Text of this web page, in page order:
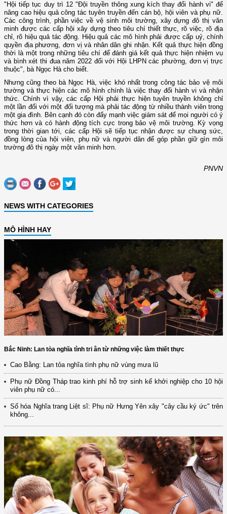
"Hội tiếp tục duy trì 12 "Đội truyền thông xung kích thay đổi hành vi" để
nâng cao hiệu quả công tác tuyên truyền đến cán bộ, hội viên và phụ nữ.
Các công trình, phần việc về vệ sinh môi trường, xây dựng đô thị văn
minh được các cấp hội xây dựng theo tiêu chí thiết thực, rõ việc, rõ địa
chỉ, rõ hiệu quả tác động. Hiệu quả các mô hình phải được cấp uỷ, chính
quyền địa phương, đơn vị và nhân dân ghi nhận. Kết quả thực hiện đồng
thời là một trong những tiêu chí để đánh giá kết quả thực hiện nhiệm vụ
và bình xét thi đua năm 2022 đối với Hội LHPN các phường, đơn vị trực
thuộc", bà Ngọc Hà cho biết.
Nhưng cũng theo bà Ngọc Hà, việc khó nhất trong công tác bảo vệ môi
trường và thực hiện các mô hình chính là việc thay đổi hành vi và nhận
thức. Chính vì vậy, các cấp Hội phải thực hiện tuyên truyền không chỉ
một lần đối với một đối tượng mà phải tác động từ nhiều thành viên trong
một gia đình. Bên cạnh đó còn đẩy mạnh việc giám sát để mọi người có ý
thức hơn và có hành động tích cực trong bảo vệ môi trường. Kỳ vọng
trong thời gian tới, các cấp Hội sẽ tiếp tục nhận được sự chung sức,
đồng lòng của hội viên, phụ nữ và người dân để góp phần giữ gìn môi
trường đô thị ngày một văn minh hơn.
PNVN
NEWS WITH CATEGORIES
MÔ HÌNH HAY
Bắc Ninh: Lan tỏa nghĩa tình tri ân từ những việc làm thiết thực
Cao Bằng: Lan tỏa nghĩa tình phụ nữ vùng mưa lũ
Phụ nữ Đồng Tháp trao kinh phí hỗ trợ sinh kế khởi nghiệp cho 10 hội
viên phụ nữ có...
Số hóa Nghĩa trang Liệt sĩ: Phụ nữ Hưng Yên xây "cây cầu ký ức" trên
không...